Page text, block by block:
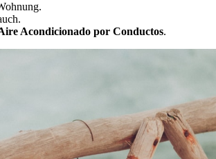
Acondicionado por Conductos.